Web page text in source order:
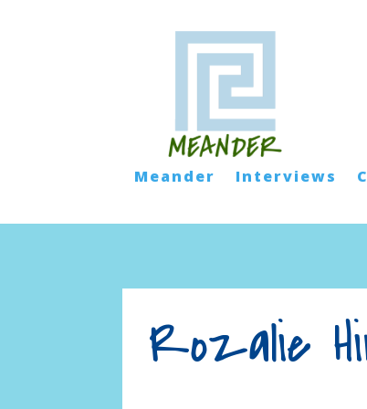
Meander Interviews
Rozalie